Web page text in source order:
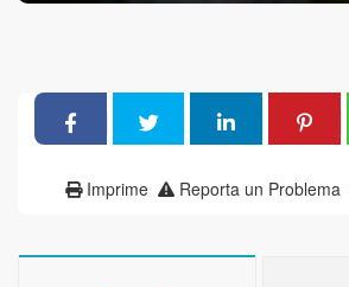
Reporta un Problema
Imprime